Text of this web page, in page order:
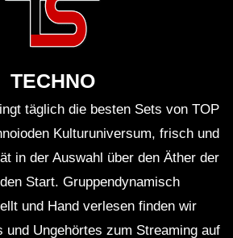
TECHNO
täglich die besten Sets von TOP
Kulturuniversum, frisch und
in der Auswahl über den Äther der
Start. Gruppendynamisch
und Hand verlesen finden wir
und Ungehörtes zum Streaming auf